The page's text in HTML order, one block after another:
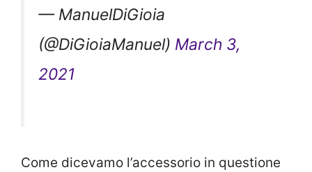
— ManuelDiGioia
(@DiGioiaManuel) March 3,
2021
Come dicevamo l’accessorio in questione